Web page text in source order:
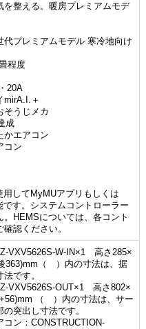
カートへ進む
を整える。暖房プレミアムモデ
代プレミアムモデル 寒冷地向け
程度
20A
mirA.I.＋
そうじメカ
成
かエアコン
コン
してMyMUアプリもしくは
です。システムコントローラー
。HEMSについては、各コント
認ください。
VXV5626S-W-IN×1 高さ285×
363)mm（ ）内の寸法は、据
です。
VXV5626S-OUT×1 高さ802×
（ ）内の寸法は、サー
突出し寸法です。
コン：CONSTRUCTION-